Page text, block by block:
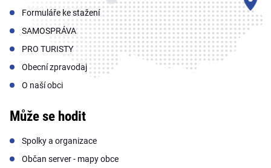
Formuláře ke stažení
SAMOSPRÁVA
PRO TURISTY
Obecní zpravodaj
O naší obci
Může se hodit
Spolky a organizace
Občan server - mapy obce